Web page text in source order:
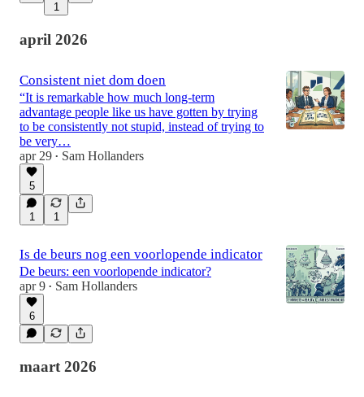
1
april 2026
Consistent niet dom doen
“It is remarkable how much long-term
advantage people like us have gotten by trying
to be consistently not stupid, instead of trying to
be very…
apr 29 • Sam Hollanders
5
1 1
Is de beurs nog een voorlopende indicator
De beurs: een voorlopende indicator?
apr 9 • Sam Hollanders
6
maart 2026